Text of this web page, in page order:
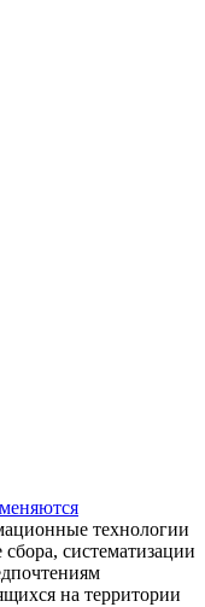
технологии
систематизации
на территории